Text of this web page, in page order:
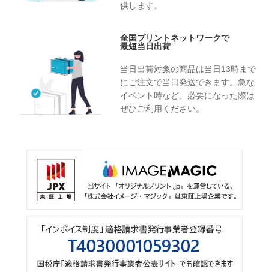
供します。
全国プリントネットワークで
最短当日出荷
当日出荷対象の商品は当日13時まで
にご注文で当日発送できます。急な
イベント時など、必要になった際は
ぜひご利用ください。